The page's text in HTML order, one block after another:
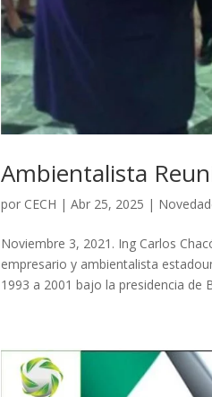
Ambientalista
por CECH |Abr 25, 2025 |
Noviembre 3, 2021. Ing Carlos
empresario y ambientalista
1993 a 2001 bajo la presidencia de